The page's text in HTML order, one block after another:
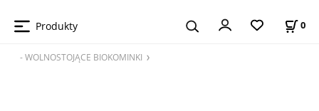
Produkty 0
- WOLNOSTOJĄCE BIOKOMINKI